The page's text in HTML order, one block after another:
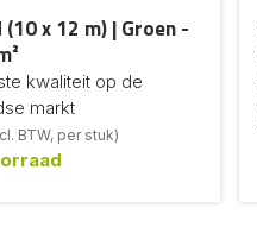
(10 x 12 m) | Groen -
kwaliteit op de
markt
BTW, per stuk)